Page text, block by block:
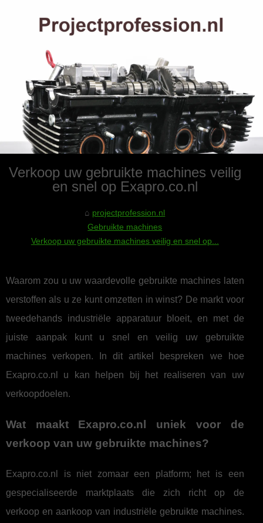
Verkoop uw gebruikte machines veilig
en snel op Exapro.co.nl
projectprofession.nl
Gebruikte machines
Verkoop uw gebruikte machines veilig en snel op...
Waarom zou u uw waardevolle gebruikte machines laten
verstoffen als u ze kunt omzetten in winst? De markt voor
tweedehands industriële apparatuur bloeit, en met de
juiste aanpak kunt u snel en veilig uw gebruikte
machines verkopen. In dit artikel bespreken we hoe
Exapro.co.nl u kan helpen bij het realiseren van uw
verkoopdoelen.
Wat maakt Exapro.co.nl uniek voor de
verkoop van uw gebruikte machines?
Exapro.co.nl is niet zomaar een platform; het is een
gespecialiseerde marktplaats die zich richt op de
verkoop en aankoop van industriële gebruikte machines.